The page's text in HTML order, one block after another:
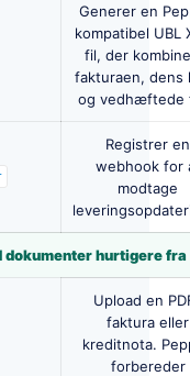
Generer en
kompatibel UBL
fil, der
fakturaen, dens
og vedhæftede
Registrer en
webhook for
modtage
dokumenter hurtigere fra
Upload en
faktura eller
kreditnota.
forbereder